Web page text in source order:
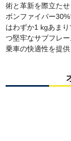
術と革新を際立た
ボンファイバー
はわずか1 kgあま
つ堅牢なサブフレ
乗車の快適性を提供